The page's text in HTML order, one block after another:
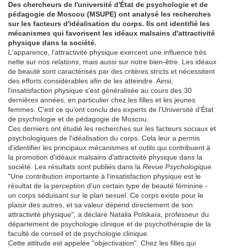
Des chercheurs de l'université d'État de psychologie et de
pédagogie de Moscou (MSUPE) ont analysé les recherches
sur les facteurs d'idéalisation du corps. Ils ont identifié les
mécanismes qui favorisent les idéaux malsains d'attractivité
physique dans la société.
L'apparence, l'attractivité physique exercent une influence très
nette sur nos relations, mais aussi sur notre bien-être. Les idéaux
de beauté sont caractérisés par des critères stricts et nécessitent
des efforts considérables afin de les atteindre. Ainsi,
l'insatisfaction physique s'est généralisée au cours des 30
dernières années, en particulier chez les filles et les jeunes
femmes. C'est ce qu'ont conclu des experts de l'Université d'État
de psychologie et de pédagogie de Moscou.
Ces derniers ont étudié les recherches sur les facteurs sociaux et
psychologiques de l'idéalisation du corps. Cela leur a permis
d'identifier les principaux mécanismes et outils qui contribuent à
la promotion d'idéaux malsains d'attractivité physique dans la
société. Les résultats sont publiés dans la Revue Psychologique.
"Une contribution importante à l'insatisfaction physique est le
résultat de la perception d'un certain type de beauté féminine -
un corps séduisant sur le plan sexuel. Ce corps existe pour le
plaisir des autres, et sa valeur dépend directement de son
attractivité physique", a déclaré Natalia Polskaïa, professeur du
département de psychologie clinique et de psychothérapie de la
faculté de conseil et de psychologie clinique.
Cette attitude est appelée "objectivation". Chez les filles qui